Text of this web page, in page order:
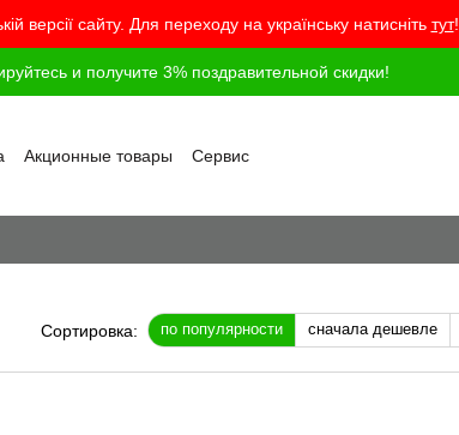
версії сайту. Для переходу на українську натисніть тут!
и получите 3% поздравительной скидки!
Акционные товары
Сервис
Сортировка: по популярности сначала дешевле